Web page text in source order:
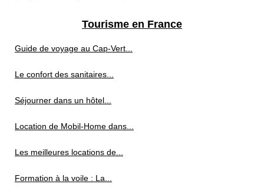
Tourisme en France
Guide de voyage au Cap‑Vert...
Le confort des sanitaires...
Séjourner dans un hôtel...
Location de Mobil-Home dans...
Les meilleures locations de...
Formation à la voile : La...